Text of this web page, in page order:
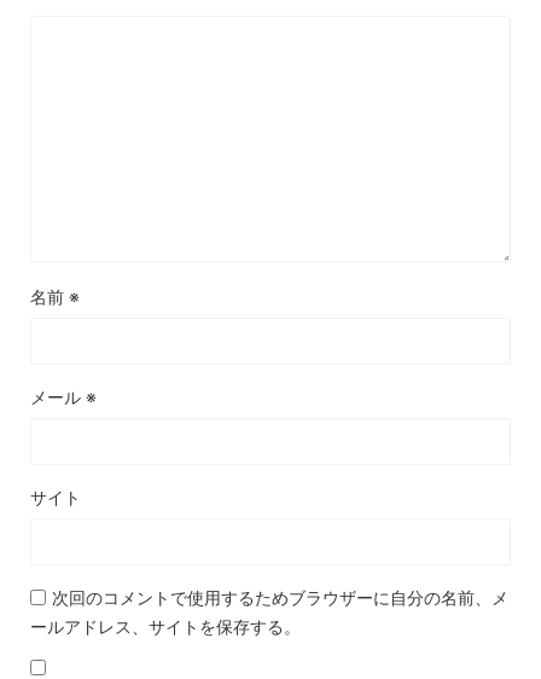
名前 ※
メール ※
サイト
次回のコメントで使用するためブラウザーに自分の名前、メ
ールアドレス、サイトを保存する。